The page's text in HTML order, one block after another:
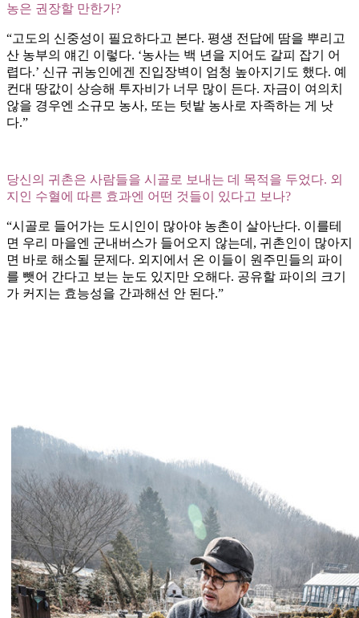
농은 권장할 만한가?
“고도의 신중성이 필요하다고 본다. 평생 전답에 땀을 뿌리고
산 농부의 얘긴 이렇다. ‘농사는 백 년을 지어도 갈피 잡기 어
렵다.’ 신규 귀농인에겐 진입장벽이 엄청 높아지기도 했다. 예
컨대 땅값이 상승해 투자비가 너무 많이 든다. 자금이 여의치
않을 경우엔 소규모 농사, 또는 텃밭 농사로 자족하는 게 낫
다.”
당신의 귀촌은 사람들을 시골로 보내는 데 목적을 두었다. 외
지인 수혈에 따른 효과엔 어떤 것들이 있다고 보나?
“시골로 들어가는 도시인이 많아야 농촌이 살아난다. 이를테
면 우리 마을엔 군내버스가 들어오지 않는데, 귀촌인이 많아지
면 바로 해소될 문제다. 외지에서 온 이들이 원주민들의 파이
를 뺏어 간다고 보는 눈도 있지만 오해다. 공유할 파이의 크기
가 커지는 효능성을 간과해선 안 된다.”